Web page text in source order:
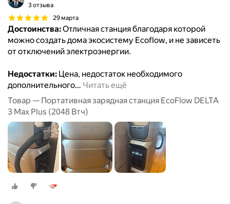
3 отзыва
29 марта
Достоинства:Отличная станция благодаря которой
можно создать дома экосистему Ecoflow, и не зависеть
от отключений электроэнергии.
Недостатки: Цена, недостаток необходимого
дополнительного… Читать ещё
Товар — Портативная зарядная станция EcoFlow DELTA
3 Max Plus (2048 Втч)